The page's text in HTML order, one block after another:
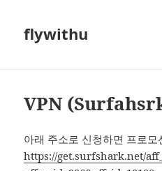
flywithu
VPN
아래 주소로 신청하면 프로모
https://get.surfshark.net/